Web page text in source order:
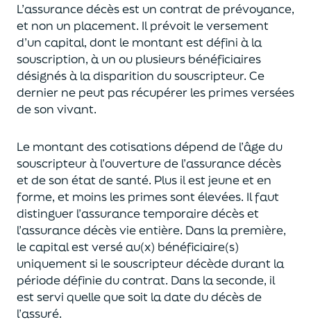
L’assurance décès est un contrat de prévoyance,
et non un placement. Il prévoit le versement
d’un capital, dont le montant est défini à la
souscription, à un ou plusieurs bénéficiaires
désignés à la disparition du souscripteur. Ce
dernier ne peut pas récupérer les primes versées
de son vivant.
Le montant des cotisations dépend de l’âgedu
souscripteur à l’ouverture de l’assurance décès
et de son état de santé. Plus il est jeuneet en
forme, et moins les primes sont élevées. Il faut
distinguer l’assurance temporaire décès et
l’assurancedécèsvie entière. Dans la première,
le capital estversé au(x) bénéficiaire(s)
uniquementsi le souscripteur décède durant la
période définie du contrat. Dans la seconde, il
est servi quelle que soit la date du décès de
l’assuré.